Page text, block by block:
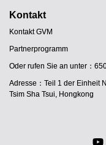
Kontakt
Kontakt GVM
Partnerprogramm
Oder rufen Sie an unter：
Adresse：Teil 1 der Einheit
Tsim Sha Tsui, Hongkong
ES
JA